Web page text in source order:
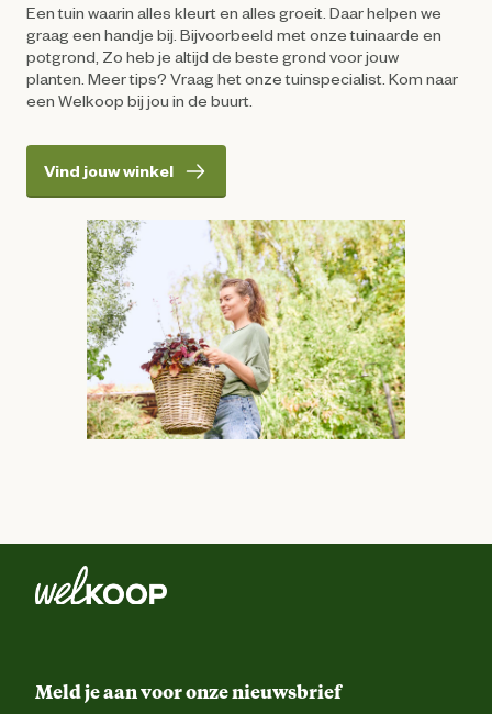
Een tuin waarin alles kleurt en alles groeit. Daar helpen we
graag een handje bij. Bijvoorbeeld met onze tuinaarde en
potgrond, Zo heb je altijd de beste grond voor jouw
planten. Meer tips? Vraag het onze tuinspecialist. Kom naar
een Welkoop bij jou in de buurt.
Vind jouw winkel
Meld je aan voor onze nieuwsbrief